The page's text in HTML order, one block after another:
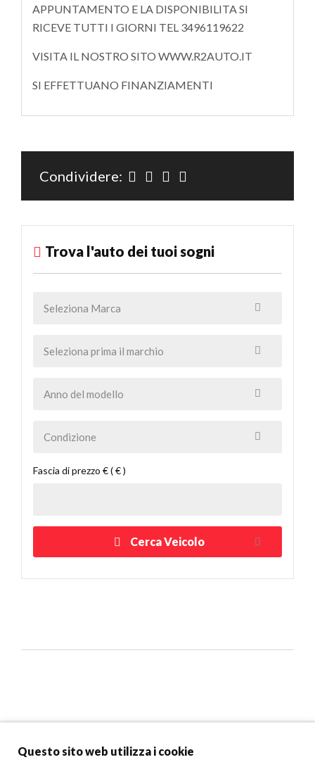
APPUNTAMENTO E LA DISPONIBILITA SI
RICEVE TUTTI I GIORNI TEL 3496119622
VISITA IL NOSTRO SITO WWW.R2AUTO.IT
SI EFFETTUANO FINANZIAMENTI
Condividere:
Trova l'auto dei tuoi sogni
Fascia di prezzo € ( € )
Cerca Veicolo
Marchi Popolari
Questo sito web utilizza i cookie